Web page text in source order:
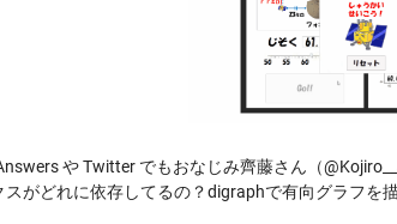
や Twitter でもおなじみ齊藤さん（
スがどれに依存してるの？digraphで有向グラフを